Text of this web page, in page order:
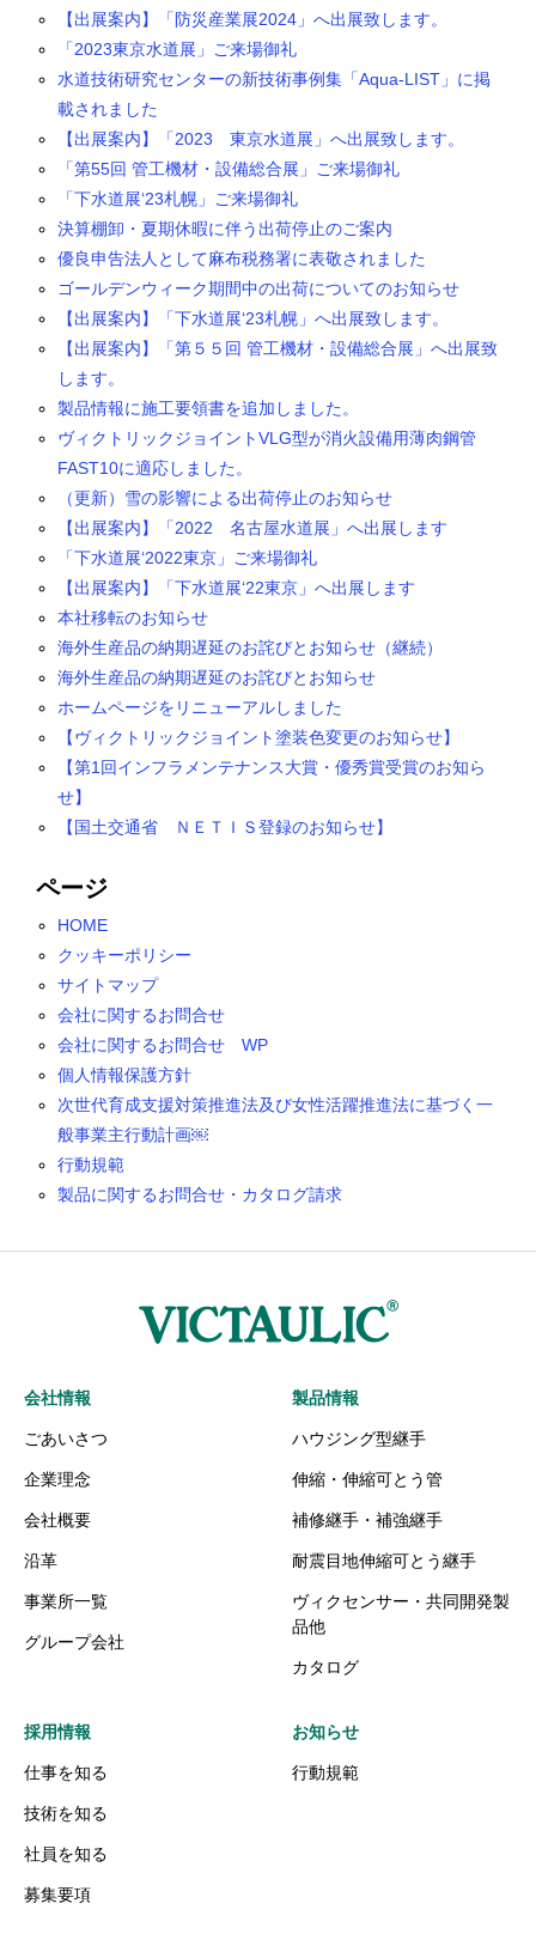
【出展案内】「防災産業展2024」へ出展致します。
「2023東京水道展」ご来場御礼
水道技術研究センターの新技術事例集「Aqua-LIST」に掲
載されました
【出展案内】「2023 東京水道展」へ出展致します。
「第55回 管工機材・設備総合展」ご来場御礼
「下水道展‘23札幌」ご来場御礼
決算棚卸・夏期休暇に伴う出荷停止のご案内
優良申告法人として麻布税務署に表敬されました
ゴールデンウィーク期間中の出荷についてのお知らせ
【出展案内】「下水道展‘23札幌」へ出展致します。
【出展案内】「第５５回 管工機材・設備総合展」へ出展致
します。
製品情報に施工要領書を追加しました。
ヴィクトリックジョイントVLG型が消火設備用薄肉鋼管
FAST10に適応しました。
（更新）雪の影響による出荷停止のお知らせ
【出展案内】「2022 名古屋水道展」へ出展します
「下水道展‘2022東京」ご来場御礼
【出展案内】「下水道展‘22東京」へ出展します
本社移転のお知らせ
海外生産品の納期遅延のお詫びとお知らせ（継続）
海外生産品の納期遅延のお詫びとお知らせ
ホームページをリニューアルしました
【ヴィクトリックジョイント塗装色変更のお知らせ】
【第1回インフラメンテナンス大賞・優秀賞受賞のお知ら
せ】
【国土交通省 ＮＥＴＩＳ登録のお知らせ】
ページ
HOME
クッキーポリシー
サイトマップ
会社に関するお問合せ
会社に関するお問合せ WP
個人情報保護方針
次世代育成支援対策推進法及び女性活躍推進法に基づく一
般事業主行動計画￼
行動規範
製品に関するお問合せ・カタログ請求
会社情報
ごあいさつ
企業理念
会社概要
沿革
事業所一覧
グループ会社
製品情報
ハウジング型継手
伸縮・伸縮可とう管
補修継手・補強継手
耐震目地伸縮可とう継手
ヴィクセンサー・共同開発製
品他
カタログ
採用情報
仕事を知る
技術を知る
社員を知る
募集要項
お知らせ
行動規範